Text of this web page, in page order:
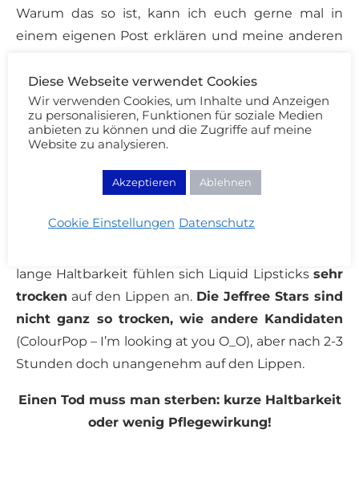
Warum das so ist, kann ich euch gerne mal in
einem eigenen Post erklären und meine anderen
möchte ich euch so objektiv wie möglich die
Textur erklären: Der Velour Liquid Lipstick istsehr
dünnflüssig und hochpigmentiert.Eine Schicht
reicht vollkommen aus für maximale Deckkraft.
Beim Auftrag müsst ihr schnell sein – man hat nur
wenige Sekunden Zeit, bis der Lippenstift
antrocknet und sich nicht mehr vom Fleck rührt!
lange Haltbarkeit fühlen sich Liquid Lipsticks sehr
trocken auf den Lippen an. Die Jeffree Stars sind
nicht ganz so trocken, wie andere Kandidaten
(ColourPop – I’m looking at you O_O), aber nach 2-3
Stunden doch unangenehm auf den Lippen.
Einen Tod muss man sterben: kurze Haltbarkeit
oder wenig Pflegewirkung!
Diese Webseite verwendet Cookies
Wir verwenden Cookies, um Inhalte und Anzeigen
zu personalisieren, Funktionen für soziale Medien
anbieten zu können und die Zugriffe auf meine
Website zu analysieren.
Akzeptieren Ablehnen
Cookie Einstellungen Datenschutz